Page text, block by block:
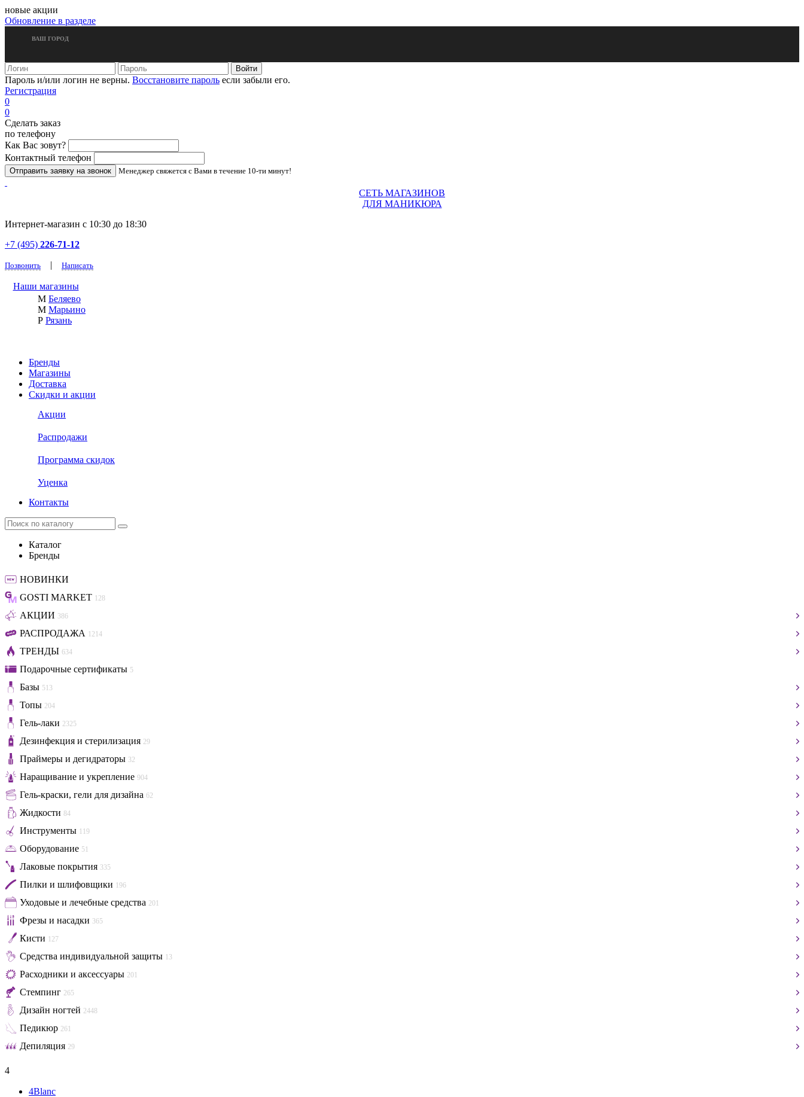
новые акции
Обновление в разделе
ВАШ ГОРОД
Пароль и/или логин не верны. Восстановите пароль если забыли его.
Регистрация
0
0
Сделать заказ
по телефону
Как Вас зовут?
Контактный телефон
Менеджер свяжется с Вами в течение 10-ти минут!
СЕТЬ МАГАЗИНОВ
ДЛЯ МАНИКЮРА
Интернет-магазин с 10:30 до 18:30
+7 (495) 226-71-12
Позвонить | Написать
Наши магазины
М Беляево
М Марьино
Р Рязань
Бренды
Магазины
Доставка
Скидки и акции
Акции
Распродажи
Программа скидок
Уценка
Контакты
Каталог
Бренды
НОВИНКИ
GOSTI MARKET 128
АКЦИИ 386
РАСПРОДАЖА 1214
ТРЕНДЫ 634
Подарочные сертификаты 5
Базы 513
Топы 204
Гель-лаки 2325
Дезинфекция и стерилизация 29
Праймеры и дегидраторы 32
Наращивание и укрепление 904
Гель-краски, гели для дизайна 62
Жидкости 84
Инструменты 119
Оборудование 51
Лаковые покрытия 335
Пилки и шлифовщики 196
Уходовые и лечебные средства 201
Фрезы и насадки 365
Кисти 127
Средства индивидуальной защиты 13
Расходники и аксессуары 201
Стемпинг 265
Дизайн ногтей 2448
Педикюр 261
Депиляция 29
4
4Blanc